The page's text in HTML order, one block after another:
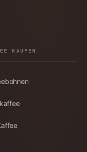
KAUFEN